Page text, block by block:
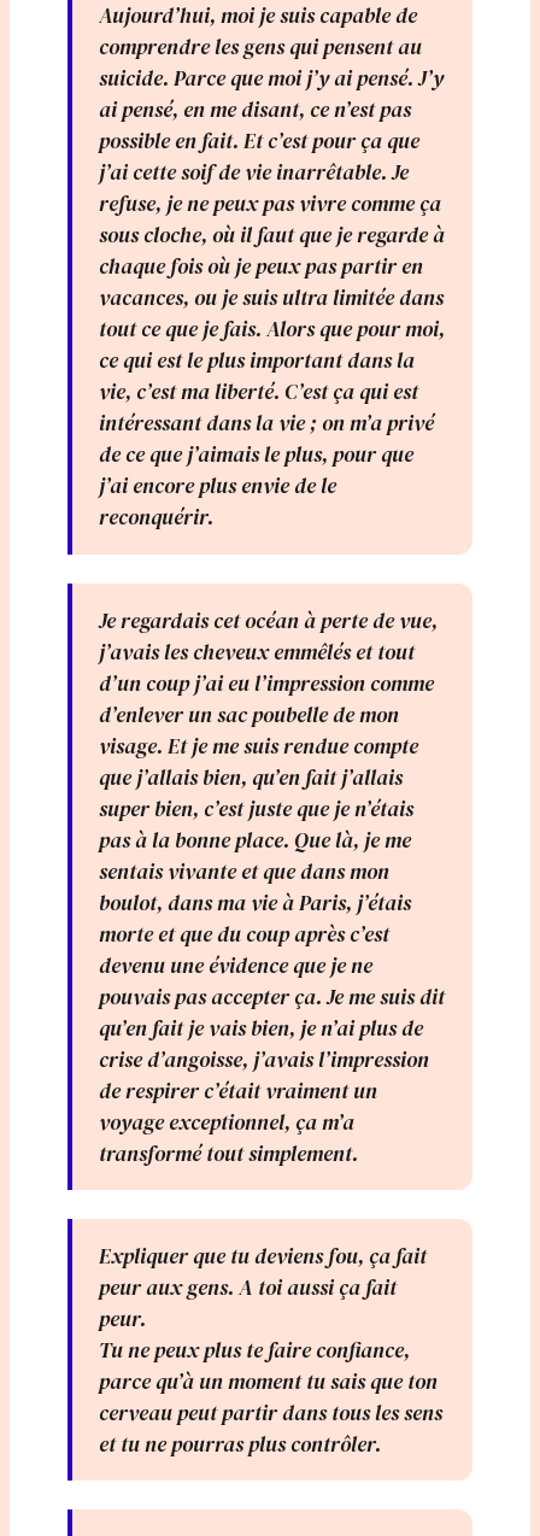
Aujourd’hui, moi je suis capable de
comprendre les gens qui pensent au
suicide. Parce que moi j’y ai pensé. J’y
ai pensé, en me disant, ce n’est pas
possible en fait. Et c’est pour ça que
j’ai cette soif de vie inarrêtable. Je
refuse, je ne peux pas vivre comme ça
sous cloche, où il faut que je regarde à
chaque fois où je peux pas partir en
vacances, ou je suis ultra limitée dans
tout ce que je fais. Alors que pour moi,
ce qui est le plus important dans la
vie, c’est ma liberté. C’est ça qui est
intéressant dans la vie ; on m’a privé
de ce que j’aimais le plus, pour que
j’ai encore plus envie de le
reconquérir.
Je regardais cet océan à perte de vue,
j’avais les cheveux emmêlés et tout
d’un coup j’ai eu l’impression comme
d’enlever un sac poubelle de mon
visage. Et je me suis rendue compte
que j’allais bien, qu’en fait j’allais
super bien, c’est juste que je n’étais
pas à la bonne place. Que là, je me
sentais vivante et que dans mon
boulot, dans ma vie à Paris, j’étais
morte et que du coup après c’est
devenu une évidence que je ne
pouvais pas accepter ça. Je me suis dit
qu’en fait je vais bien, je n’ai plus de
crise d’angoisse, j’avais l’impression
de respirer c’était vraiment un
voyage exceptionnel, ça m’a
transformé tout simplement.
Expliquer que tu deviens fou, ça fait
peur aux gens. A toi aussi ça fait
peur.
Tu ne peux plus te faire confiance,
parce qu’à un moment tu sais que ton
cerveau peut partir dans tous les sens
et tu ne pourras plus contrôler.